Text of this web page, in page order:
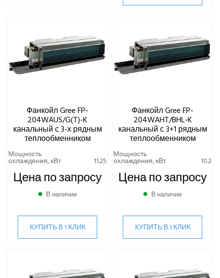
Фанкойл Gree FP-
204WAUS/G(T)-K
канальный с 3-х рядным
теплообменником
Мощность
охлаждения, кВт 11.25
Цена по запросу
В наличии
КУПИТЬ В 1 КЛИК
Фанкойл Gree FP-
204WAHT/BHL-K
канальный с 3+1 рядным
теплообменником
Мощность
охлаждения, кВт 10.2
Цена по запросу
В наличии
КУПИТЬ В 1 КЛИК